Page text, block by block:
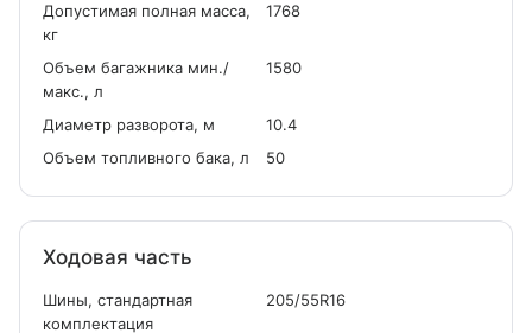
Допустимая полная масса,
кг
1768
Объем багажника мин./
макс., л
1580
Диаметр разворота, м
10.4
Объем топливного бака, л
50
Ходовая часть
Шины, стандартная
комплектация
205/55R16